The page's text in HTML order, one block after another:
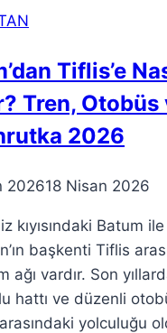
Rehberi
Tiflis’e
Tren, Otobüs
2026
202618 Nisan 2026
kıyısındaki Batum ile
başkenti Tiflis
ağı vardır. Son
hattı ve düzenli
yolculuğu